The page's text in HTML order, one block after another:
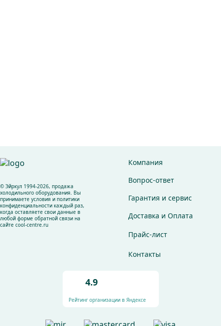
Компания
Вопрос-ответ
Гарантия и сервис
Доставка и Оплата
Прайс-лист
Контакты
4.9
Рейтинг организации в Яндексе
© Эйркул 1994-2026, продажа
холодильного оборудования. Вы
принимаете условия и политики
конфиденциальности каждый раз,
когда оставляете свои данные в
любой форме обратной связи на
сайте cool-centre.ru